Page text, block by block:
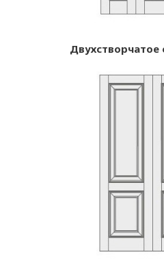
Двухстворчатое